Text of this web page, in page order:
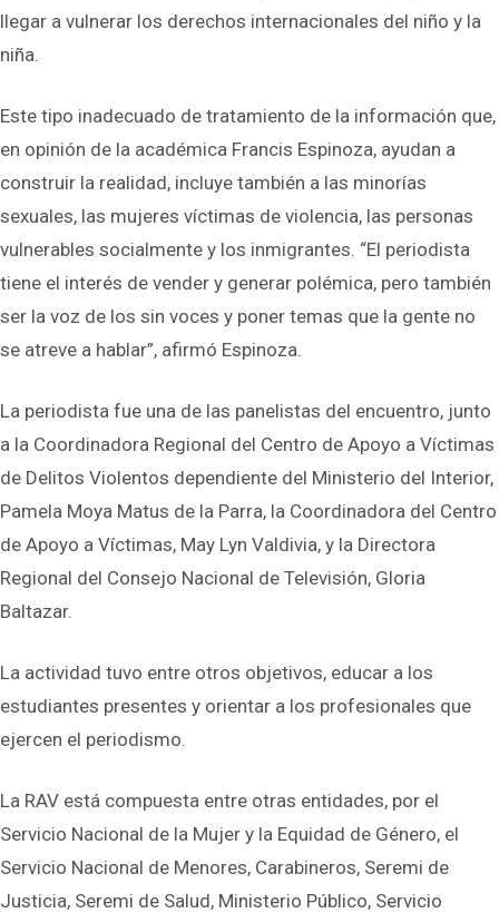
llegar a vulnerar los derechos internacionales del niño y la
niña.
Este tipo inadecuado de tratamiento de la información que,
en opinión de la académica Francis Espinoza, ayudan a
construir la realidad, incluye también a las minorías
sexuales, las mujeres víctimas de violencia, las personas
vulnerables socialmente y los inmigrantes. “El periodista
tiene el interés de vender y generar polémica, pero también
ser la voz de los sin voces y poner temas que la gente no
se atreve a hablar”, afirmó Espinoza.
La periodista fue una de las panelistas del encuentro, junto
a la Coordinadora Regional del Centro de Apoyo a Víctimas
de Delitos Violentos dependiente del Ministerio del Interior,
Pamela Moya Matus de la Parra, la Coordinadora del Centro
de Apoyo a Víctimas, May Lyn Valdivia, y la Directora
Regional del Consejo Nacional de Televisión, Gloria
Baltazar.
La actividad tuvo entre otros objetivos, educar a los
estudiantes presentes y orientar a los profesionales que
ejercen el periodismo.
La RAV está compuesta entre otras entidades, por el
Servicio Nacional de la Mujer y la Equidad de Género, el
Servicio Nacional de Menores, Carabineros, Seremi de
Justicia, Seremi de Salud, Ministerio Público, Servicio